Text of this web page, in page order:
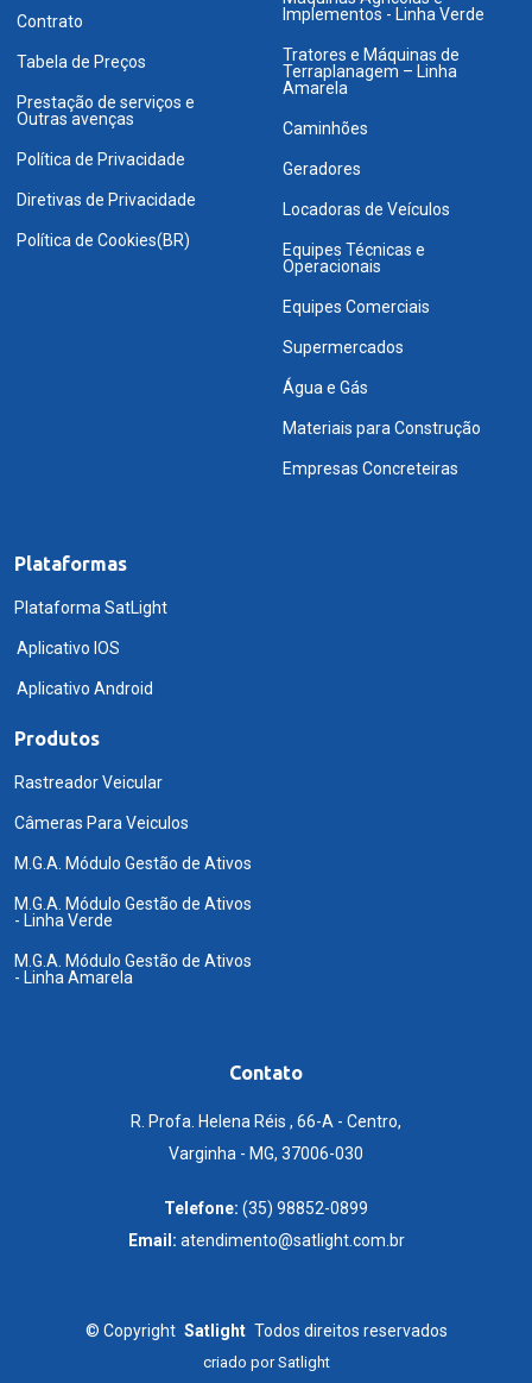
Contrato
Tabela de Preços
Prestação de serviços e
Outras avenças
Política de Privacidade
Diretivas de Privacidade
Política de Cookies(BR)
Implementos - Linha Verde
Tratores e Máquinas de
Terraplanagem – Linha
Amarela
Caminhões
Geradores
Locadoras de Veículos
Equipes Técnicas e
Operacionais
Equipes Comerciais
Supermercados
Água e Gás
Materiais para Construção
Empresas Concreteiras
Plataformas
Plataforma SatLight
Aplicativo IOS
Aplicativo Android
Produtos
Rastreador Veicular
Câmeras Para Veiculos
M.G.A. Módulo Gestão de Ativos
M.G.A. Módulo Gestão de Ativos
- Linha Verde
M.G.A. Módulo Gestão de Ativos
- Linha Amarela
Contato
R. Profa. Helena Réis , 66-A - Centro,
Varginha - MG, 37006-030
Telefone: (35) 98852-0899
Email: atendimento@satlight.com.br
© Copyright Satlight Todos direitos reservados
criado porSatlight